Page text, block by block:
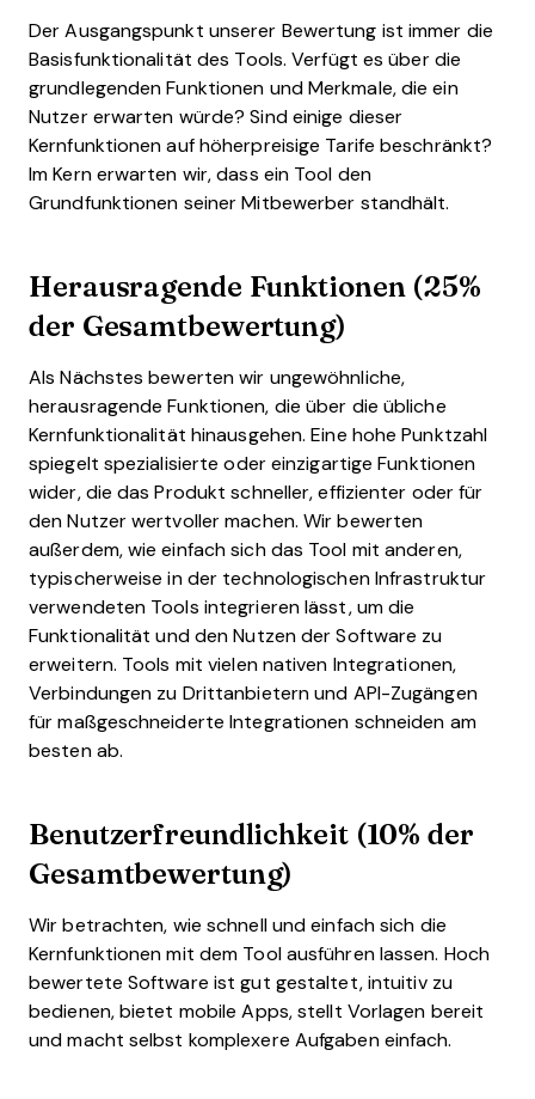
Der Ausgangspunkt unserer Bewertung ist immer die
Basisfunktionalität des Tools. Verfügt es über die
grundlegenden Funktionen und Merkmale, die ein
Nutzer erwarten würde? Sind einige dieser
Kernfunktionen auf höherpreisige Tarife beschränkt?
Im Kern erwarten wir, dass ein Tool den
Grundfunktionen seiner Mitbewerber standhält.
Herausragende Funktionen (25%
der Gesamtbewertung)
Als Nächstes bewerten wir ungewöhnliche,
herausragende Funktionen, die über die übliche
Kernfunktionalität hinausgehen. Eine hohe Punktzahl
spiegelt spezialisierte oder einzigartige Funktionen
wider, die das Produkt schneller, effizienter oder für
den Nutzer wertvoller machen. Wir bewerten
außerdem, wie einfach sich das Tool mit anderen,
typischerweise in der technologischen Infrastruktur
verwendeten Tools integrieren lässt, um die
Funktionalität und den Nutzen der Software zu
erweitern. Tools mit vielen nativen Integrationen,
Verbindungen zu Drittanbietern und API-Zugängen
für maßgeschneiderte Integrationen schneiden am
besten ab.
Benutzerfreundlichkeit (10% der
Gesamtbewertung)
Wir betrachten, wie schnell und einfach sich die
Kernfunktionen mit dem Tool ausführen lassen. Hoch
bewertete Software ist gut gestaltet, intuitiv zu
bedienen, bietet mobile Apps, stellt Vorlagen bereit
und macht selbst komplexere Aufgaben einfach.